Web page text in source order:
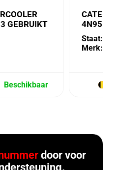
GEBRUIKT
Beschikbaar
4N9518
Staat:
Merk:
door voor